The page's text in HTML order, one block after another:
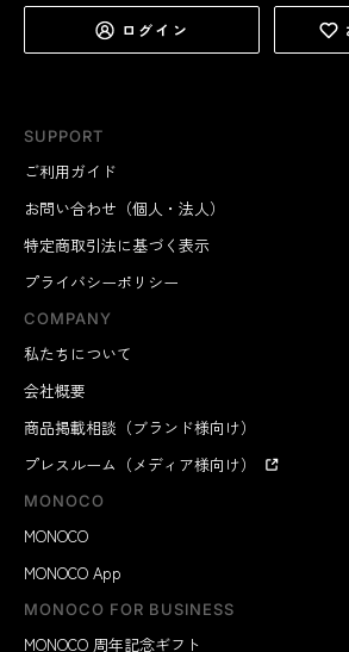
おすすめアレンジは、「和紅茶ジン
を入れた炭酸水に、あらかじめ50〜
好みで量を調節してください）を投
と爽やかです。
SUPPORT
ご利用ガイド
お問い合わせ（個人・法人）
特定商取引法に基づく表示
プライバシーポリシー
COMPANY
私たちについて
会社概要
商品掲載相談（ブランド様向け）
プレスルーム（メディア様向け）
MONOCO
MONOCO
MONOCO App
MONOCO FOR BUSINESS
MONOCO 周年記念ギフト
ログイン